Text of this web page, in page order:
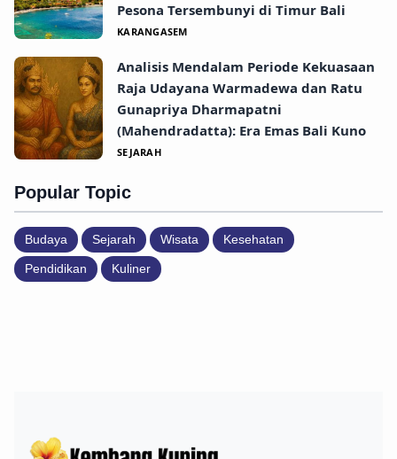
Pesona Tersembunyi di Timur Bali
KARANGASEM
Analisis Mendalam Periode Kekuasaan
Raja Udayana Warmadewa dan Ratu
Gunapriya Dharmapatni
(Mahendradatta): Era Emas Bali Kuno
SEJARAH
Popular Topic
Budaya Sejarah Wisata Kesehatan
Pendidikan Kuliner